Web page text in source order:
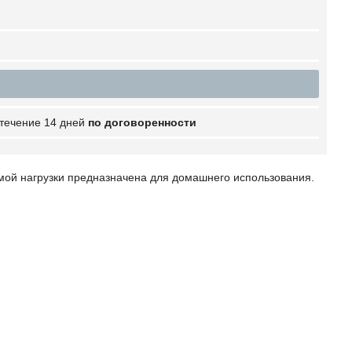
14 дней по договоренности
нагрузки предназначена для домашнего использования.